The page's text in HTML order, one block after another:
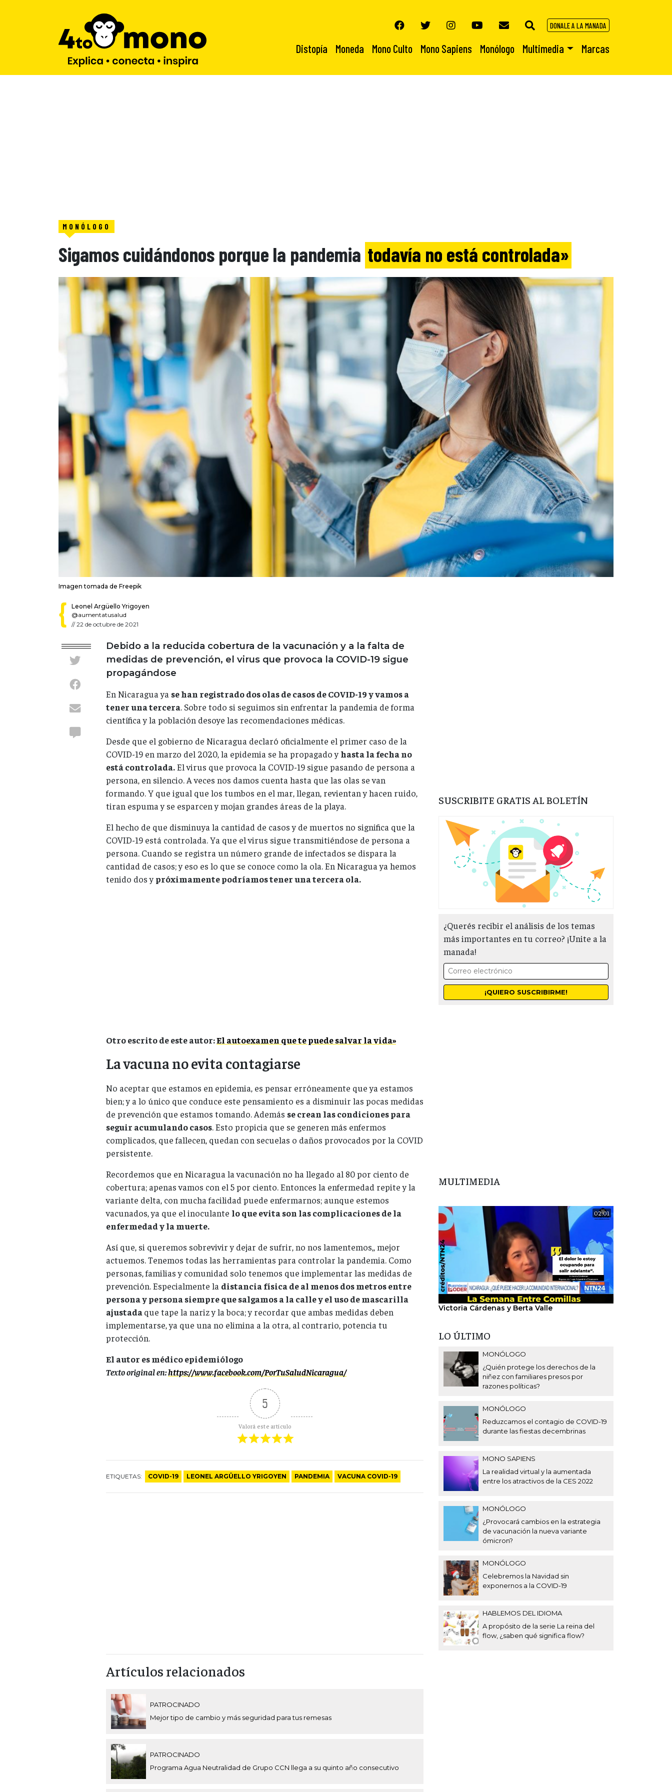
DONALE A LA MANADA
Distopía Moneda Mono Culto Mono Sapiens Monólogo Multimedia Marcas
MONÓLOGO
Sigamos cuidándonos porque la pandemia todavía no está controlada»
Imagen tomada de Freepik
Leonel Argüello Yrigoyen
@aumentatusalud
//22 de octubre de 2021
Debido a la reducida cobertura de la vacunación y a la falta de
medidas de prevención, el virus que provoca la COVID-19 sigue
propagándose
En Nicaragua ya se han registrado dos olas de casos de COVID-19 y vamos a
tener una tercera. Sobre todo si seguimos sin enfrentar la pandemia de forma
científica y la población desoye las recomendaciones médicas.
Desde que el gobierno de Nicaragua declaró oficialmente el primer caso de la
COVID-19 en marzo del 2020, la epidemia se ha propagado yhasta la fecha no
está controlada.El virus que provoca la COVID-19 sigue pasando de persona a
persona, en silencio. A veces nos damos cuenta hasta que las olas se van
formando. Y que igual que los tumbos en el mar, llegan, revientan y hacen ruido,
tiran espuma y se esparcen y mojan grandes áreas de la playa.
El hecho de que disminuya la cantidad de casos y de muertos no significa que la
COVID-19 está controlada. Ya que el virus sigue transmitiéndose de persona a
persona. Cuando se registra un número grande de infectados se dispara la
cantidad de casos; y eso es lo que se conoce como la ola. En Nicaragua ya hemos
tenido dos ypróximamente podríamos tener una tercera ola.
Otro escrito de este autor:El autoexamen que te puede salvar la vida»
La vacuna no evita contagiarse
No aceptar que estamos en epidemia, es pensar erróneamente que ya estamos
bien; y a lo único que conduce este pensamiento es a disminuir las pocas medidas
de prevención que estamos tomando. Además se crean las condiciones para
seguir acumulando casos. Esto propicia que se generen más enfermos
complicados, que fallecen, quedan con secuelas o daños provocados por la COVID
persistente.
Recordemos que en Nicaragua la vacunación no ha llegado al 80 por ciento de
cobertura; apenas vamos con el 5 por ciento. Entonces la enfermedad repite y la
variante delta, con mucha facilidad puede enfermarnos; aunque estemos
vacunados, ya que el inoculante lo que evita son las complicaciones de la
enfermedad y la muerte.
Así que, si queremos sobrevivir y dejar de sufrir, no nos lamentemos,, mejor
actuemos. Tenemos todas las herramientas para controlar la pandemia. Como
personas, familias y comunidad solo tenemos que implementar las medidas de
prevención. Especialmente la distancia física de al menos dos metros entre
persona y persona siempre que salgamos a la calle y el uso de mascarilla
ajustadaque tape la nariz y la boca; y recordar que ambas medidas deben
implementarse, ya que una no elimina a la otra, al contrario, potencia tu
protección.
El autor es médico epidemiólogo
Texto original en:https://www.facebook.com/PorTuSaludNicaragua/
5
Valorá este artículo
ETIQUETAS: COVID-19 LEONEL ARGÜELLO YRIGOYEN PANDEMIA VACUNA COVID-19
Artículos relacionados
PATROCINADO
Mejor tipo de cambio y más seguridad para tus remesas
PATROCINADO
Programa Agua Neutralidad de Grupo CCN llega a su quinto año consecutivo
SUSCRIBITE GRATIS AL BOLETÍN
¿Querés recibir el análisis de los temas
más importantes en tu correo? ¡Unite a la
manada!
MULTIMEDIA
02:01
Victoria Cárdenas y Berta Valle
LO ÚLTIMO
MONÓLOGO
¿Quién protege los derechos de la
niñez con familiares presos por
razones políticas?
MONÓLOGO
Reduzcamos el contagio de COVID-19
durante las fiestas decembrinas
MONO SAPIENS
La realidad virtual y la aumentada
entre los atractivos de la CES 2022
MONÓLOGO
¿Provocará cambios en la estrategia
de vacunación la nueva variante
ómicron?
MONÓLOGO
Celebremos la Navidad sin
exponernos a la COVID-19
HABLEMOS DEL IDIOMA
A propósito de la serie La reina del
flow, ¿saben qué significa flow?